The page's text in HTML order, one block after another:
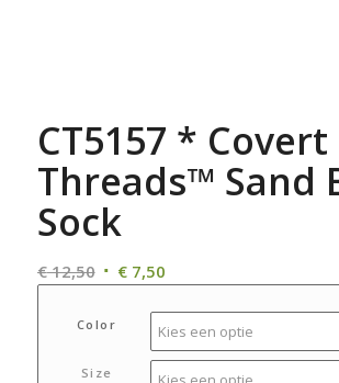
CT5157 * Covert
Threads™ Sand
Sock
€12,50 Oorspronkelijke
was:
€ 12,50.
€7,50Huidige
is:
€ 7,50.
Color
Size